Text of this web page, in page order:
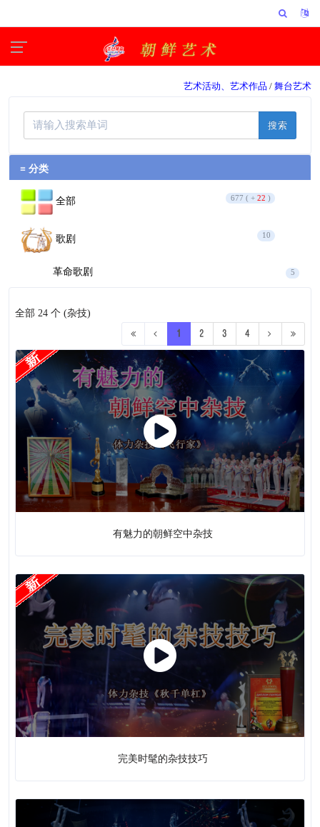
艺术活动、艺术作品 / 舞台艺术
搜索
≡ 分类
全部 677 ( + 22 )
歌剧 10
革命歌剧 5
革命话剧
话剧
音乐 607 ( +
声乐 5
器乐 5
乐谱 597 (+ 20
杂技
杂技 21 (
魔术
木偶戏
全部 24 个 (杂技)
1
2 3 4
有魅力的朝鲜空中杂技
完美时髦的杂技技巧